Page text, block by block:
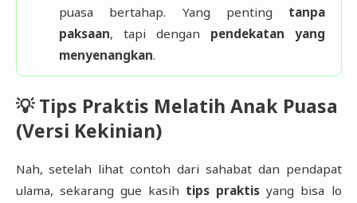
puasa bertahap. Yang penting tanpa
paksaan, tapi dengan pendekatan yang
menyenangkan.
💡 Tips Praktis Melatih Anak Puasa
(Versi Kekinian)
Nah, setelah lihat contoh dari sahabat dan pendapat
ulama, sekarang gue kasih tips praktis yang bisa lo